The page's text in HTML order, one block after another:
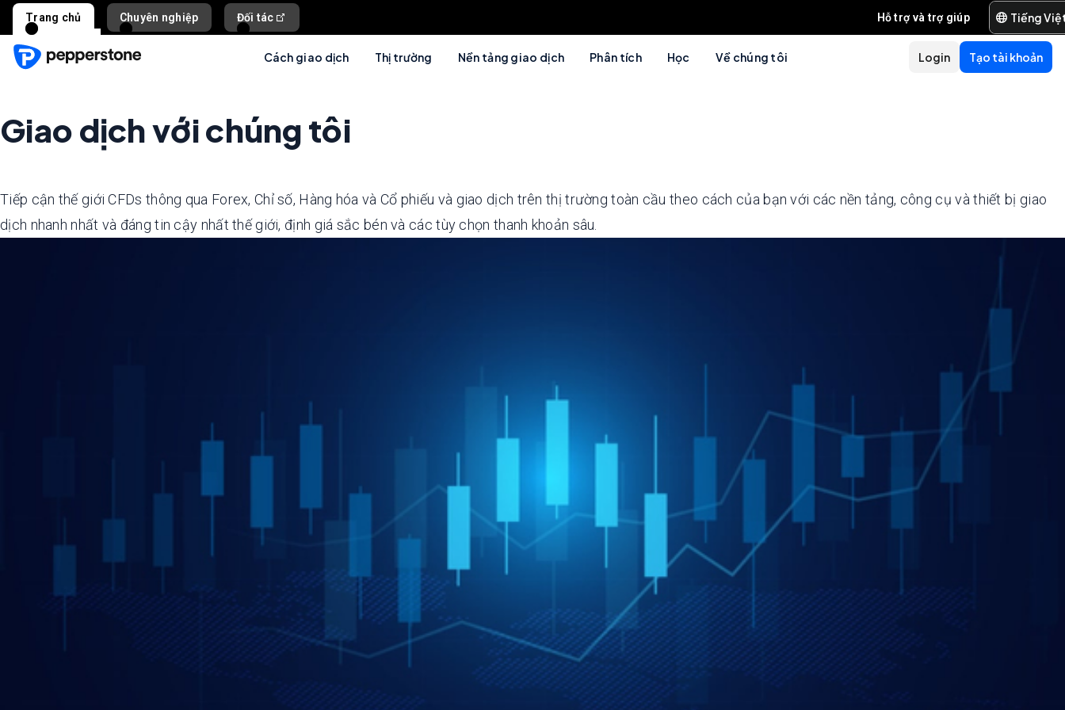
Trang chủ Chuyên nghiệp Đối tác Hỗ trợ và trợ giúp Tiếng
Cách giao dịch Thị trường Nền tảng giao dịch Phân tích Học Về chúng tôi Tạo tài khoản
Login
Giao dịch với chúng tôi
Tiếp cận thế giới CFDs thông qua Forex, Chỉ số, Hàng hóa và Cổ phiếu và giao dịch trên thị trường toàn cầu theo cách của bạn với các nền tảng, công cụ và thiết bị giao
dịch nhanh nhất và đáng tin cậy nhất thế giới, định giá sắc bén và các tùy chọn thanh khoản sâu.